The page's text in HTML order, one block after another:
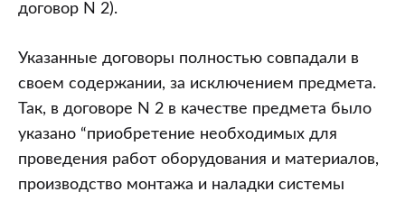
договор N 2).
Указанные договоры полностью совпадали в
своем содержании, за исключением предмета.
Так, в договоре N 2 в качестве предмета было
указано “приобретение необходимых для
проведения работ оборудования и материалов,
производство монтажа и наладки системы